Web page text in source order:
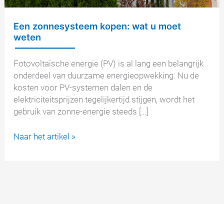
Een zonnesysteem kopen: wat u moet
weten
Fotovoltaïsche energie (PV) is al lang een belangrijk
onderdeel van duurzame energieopwekking. Nu de
kosten voor PV-systemen dalen en de
elektriciteitsprijzen tegelijkertijd stijgen, wordt het
gebruik van zonne-energie steeds […]
Een
Naar het artikel »